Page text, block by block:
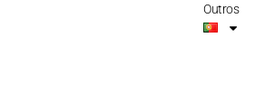
Outros